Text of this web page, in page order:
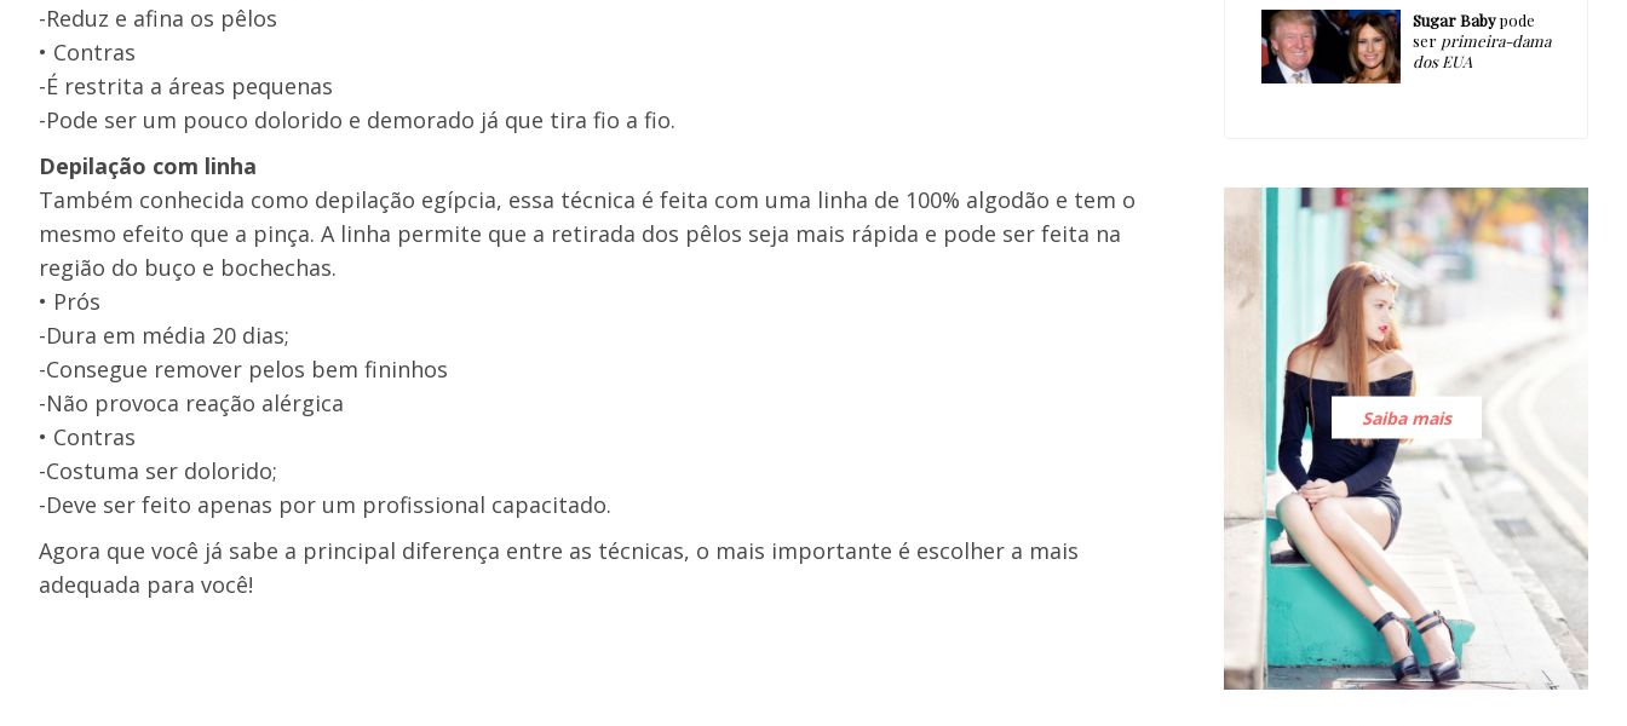
-Reduz e afina os pêlos
• Contras
-É restrita a áreas pequenas
-Pode ser um pouco dolorido e demorado já que tira fio a fio.
Depilação com linha
Também conhecida como depilação egípcia, essa técnica é feita com uma linha de 100% algodão e tem o
mesmo efeito que a pinça. A linha permite que a retirada dos pêlos seja mais rápida e pode ser feita na
região do buço e bochechas.
• Prós
-Dura em média 20 dias;
-Consegue remover pelos bem fininhos
-Não provoca reação alérgica
• Contras
-Costuma ser dolorido;
-Deve ser feito apenas por um profissional capacitado.
Agora que você já sabe a principal diferença entre as técnicas, o mais importante é escolher a mais
adequada para você!
Sugar Babypode
ser primeira-dama
dos EUA
Saiba mais